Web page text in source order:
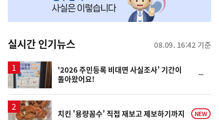
뉴
스
실시간 인기뉴스 08.09. 16:42 기준
'2026 주민등록 비대면 사실조사' 기간이
돌아왔어요!
일
치킨 '용량꼼수' 직접 재보고 제보하기까지 NEW